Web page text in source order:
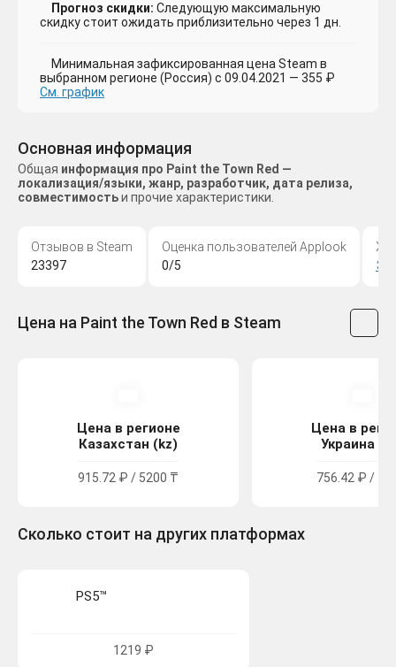
Прогноз скидки: Следующую максимальную
скидку стоит ожидать приблизительно через 1 дн.
Минимальная зафиксированная цена Steam в
выбранном регионе (Россия) с 09.04.2021 — 355 ₽
См. график
Основная информация
Общая информация про Paint the Town Red —
локализация/языки, жанр, разработчик, дата релиза,
совместимостьи прочие характеристики.
Отзывов в Steam
23397
Оценка пользователей Applook
0/5
Цена на Paint the Town Red в Steam
Цена в регионе
Казахстан (kz)
915.72 ₽ / 5200 ₸
Цена в
Украина
756.42 ₽ /
Сколько стоит на других платформах
PS5™
1219 ₽